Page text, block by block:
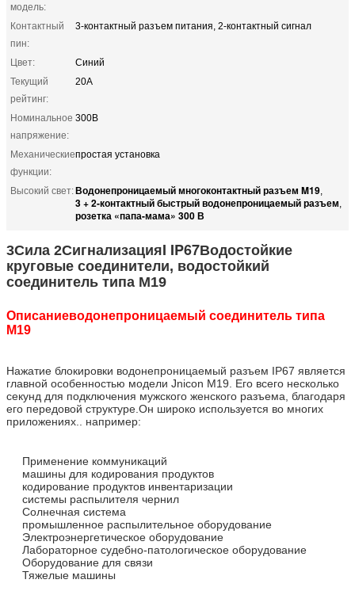
модель:
Контактный
пин:
3-контактный разъем питания, 2-контактный сигнал
Цвет:
Синий
Текущий
рейтинг:
20А
Номинальное
напряжение:
300В
Механические
функции:
простая установка
Высокий свет:Водонепроницаемый многоконтактный разъем M19,
3 + 2-контактный быстрый водонепроницаемый разъем,
розетка «папа-мама» 300 В
3Сила 2СигнализацияI IP67Водостойкие
круговые соединители, водостойкий
соединитель типа М19
Описаниеводонепроницаемый соединитель типа
M19
Нажатие блокировки водонепроницаемый разъем IP67 является
главной особенностью модели Jnicon M19. Его всего несколько
секунд для подключения мужского женского разъема, благодаря
его передовой структуре.Он широко используется во многих
приложениях.. например:
Применение коммуникаций
машины для кодирования продуктов
кодирование продуктов инвентаризации
системы распылителя чернил
Солнечная система
промышленное распылительное оборудование
Электроэнергетическое оборудование
Лабораторное судебно-патологическое оборудование
Оборудование для связи
Тяжелые машины